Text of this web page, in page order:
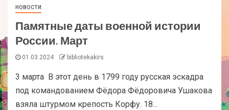
НОВОСТИ
Памятные даты военной истории
России. Март
01.03.2024 bibliotekakirs
3 марта В этот день в 1799 году русская эскадра
под командованием Фёдора Фёдоровича Ушакова
взяла штурмом крепость Корфу. 18...